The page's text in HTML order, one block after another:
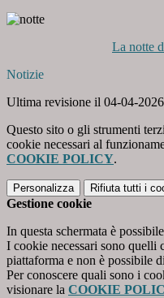
La notte
Notizie
Ultima revisione il 04-04-2026
Questo sito o gli strumenti
cookie necessari al
COOKIE POLICY.
Personalizza Rifiuta tutti i
Gestione cookie
In questa schermata è
I cookie necessari sono quelli
piattaforma e non è possibile
Per conoscere quali sono i
visionare la COOKIE